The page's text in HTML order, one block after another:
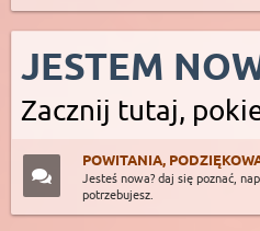
JESTEM
Zacznij tutaj,
POWITANIA,
Jesteś nowa? daj się poznać,
potrzebujesz.